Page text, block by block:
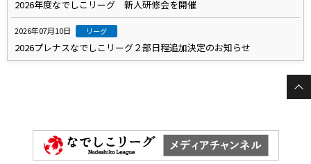
2026年度なでしこリーグ 新人研修会を開催
2026年07月10日 リーグ
2026プレナスなでしこリーグ２部日程追加決定のお知らせ